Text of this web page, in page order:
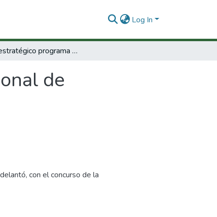
Log In
Plan estratégico programa nacional de investigaciones en energía y minería
de
con el concurso de la